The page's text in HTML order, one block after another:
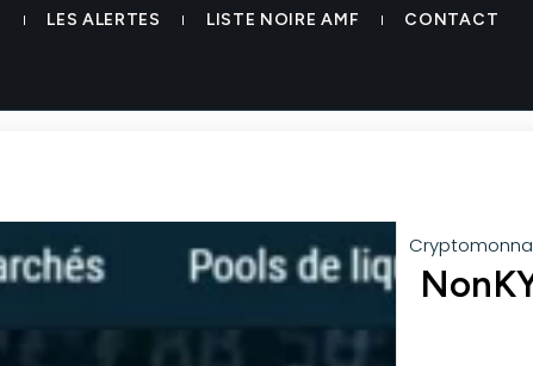
LES ALERTES LISTE NOIRE AMF CONTACT